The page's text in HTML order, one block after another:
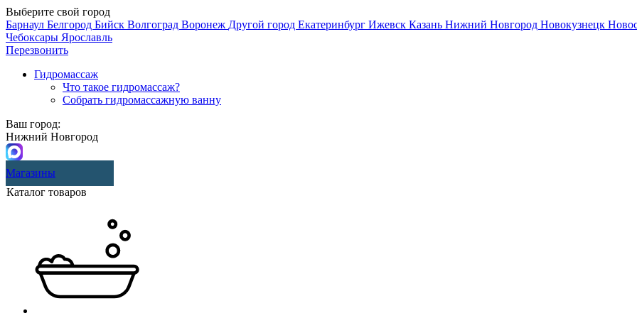
Выберите свой город
Барнаул Белгород Бийск Волгоград Воронеж Другой город Екатеринбург Ижевск Казань Нижний Новгород Новокузнецк
Чебоксары Ярославль
Перезвонить
Гидромассаж
Что такое гидромассаж?
Собрать гидромассажную ванну
Ваш город:
Нижний Новгород
Магазины
Каталог товаров